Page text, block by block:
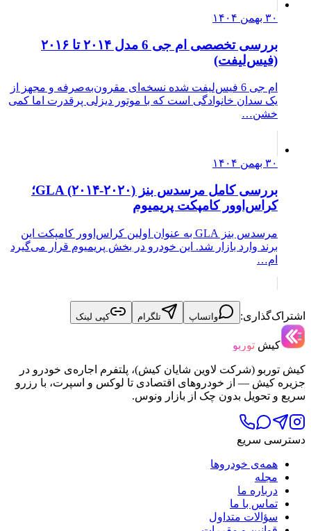
۳۰ بهمن ۱۴۰۴
بررسی تخصصی ام جی 6 مدل ۲۰۱۴ تا ۲۰۱۶
(فیس‌لیفت)
ام جی 6 فیس‌لیفت شده نسخه‌ای مقرون‌به‌صرفه و مجهز از
یک سدان خانوادگی است که با موتور دیزلی پرقدرت اما کمی
خشن…
۳۰ بهمن ۱۴۰۴
بررسی کامل مرسدس بنز GLA (۲۰۱۴-۲۰۲۰)؛
کراس‌اوور کامپکت پریمیوم
مرسدس بنز GLA به عنوان اولین کراس‌اوور کامپکت این
برند وارد بازار شد. این خودرو در بخش پریمیوم قرار می‌گیرد
ام…
اشتراک‌گذاری: واتساپ تلگرام کپی لینک
کیش توربو
کیش توربو (شرکت لاوین شایان کیش)، پلتفرم اجاره‌ی خودرو در
جزیره کیش — از خودروهای اقتصادی تا لوکس و اسپرت، با رزرو
سریع و تحویل بدون چک از بازار ونوس.
دسترسی سریع
همه‌ی خودروها
مجله
درباره ما
تماس با ما
سؤالات متداول